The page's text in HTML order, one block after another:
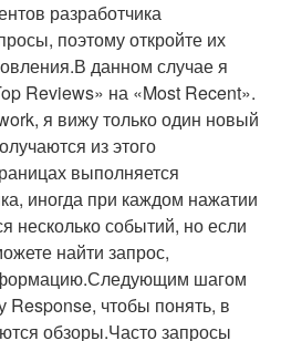
разработчика
поэтому откройте их
данном случае я
Reviews» на «Most Recent».
я вижу только один новый
из этого
выполняется
иногда при каждом нажатии
несколько событий, но если
найти запрос,
шагом
Response, чтобы понять, в
обзоры.Часто запросы